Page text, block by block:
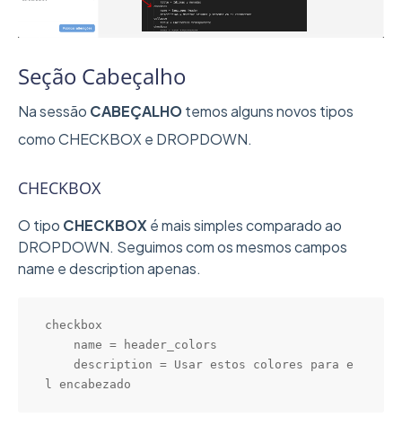
Seção Cabeçalho
Na sessão CABEÇALHOtemos alguns novos tipos
como CHECKBOX e DROPDOWN.
CHECKBOX
O tipo CHECKBOX é mais simples comparado ao
DROPDOWN. Seguimos com os mesmos campos
name e description apenas.
checkbox
l encabezado